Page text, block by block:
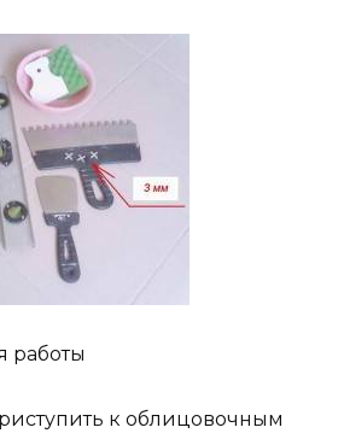
работы
к облицовочным